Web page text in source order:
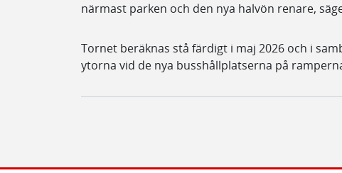
närmast parken och den nya halvön renare,
Tornet beräknas stå färdigt i maj 2026 och i
ytorna vid de nya busshållplatserna på